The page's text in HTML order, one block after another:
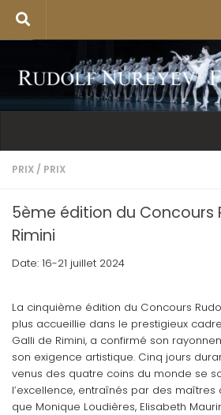
PRIX / PRIX
5ème édition du Concours
Rimini
Date: 16-21 juillet 2024
La cinquième édition du Concours
plus accueillie dans le prestigieux
Galli de Rimini, a confirmé son
son exigence artistique. Cinq jours
venus des quatre coins du monde se
l’excellence, entraînés par des maîtres
que Monique Loudières, Elisabeth